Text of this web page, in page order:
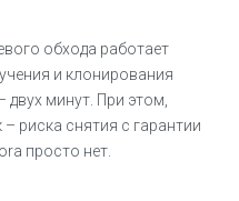
обхода работает
и клонирования
минут. При этом,
риска снятия с гарантии
просто нет.